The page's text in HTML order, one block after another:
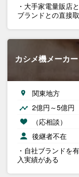
・大手家電量販店
ブランドとの直接
カシメ機メーカー
関東地方
2億円～5億円
（応相談）
後継者不在
・自社ブランドを
入実績がある